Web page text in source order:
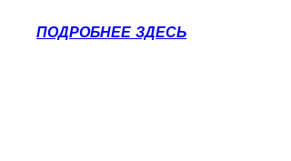
ПОДРОБНЕЕ ЗДЕСЬ